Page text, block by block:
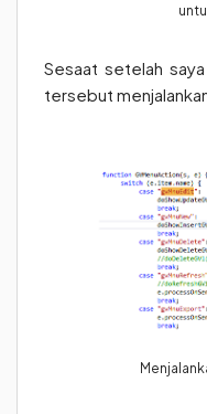
Sesaat setelah
tersebut